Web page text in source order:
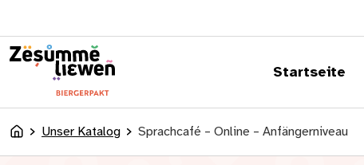
Startseite
AccueilUnser Katalog Sprachcafé – Online – Anfängerniveau